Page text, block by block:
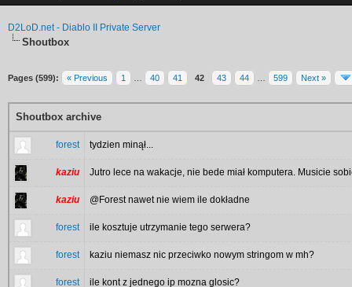
D2LoD.net - Diablo II Private Server
Shoutbox
Pages (599): « Previous 1 40 41 42 43 44 599 Next »
Shoutbox archive
forest tydzien minął...
kaziu Jutro lece na wakacje, nie bede miał komputera. Musicie
kaziu @Forest nawet nie wiem ile dokładne
forest ile kosztuje utrzymanie tego serwera?
forest kaziu niemasz nic przeciwko nowym stringom w mh?
forest ile kont z jednego ip mozna glosic?